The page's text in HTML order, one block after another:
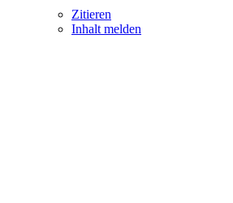
Zitieren
Inhalt melden